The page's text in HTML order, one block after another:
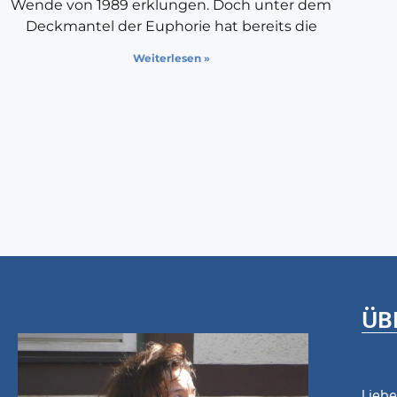
Wende von 1989 erklungen. Doch unter dem
Deckmantel der Euphorie hat bereits die
Weiterlesen »